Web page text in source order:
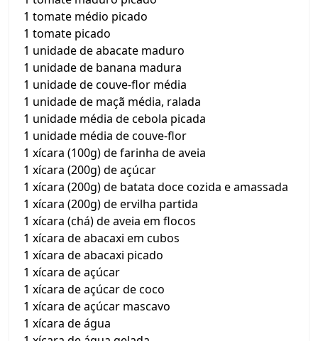
1 tomate médio picado
1 tomate picado
1 unidade de abacate maduro
1 unidade de banana madura
1 unidade de couve-flor média
1 unidade de maçã média, ralada
1 unidade média de cebola picada
1 unidade média de couve-flor
1 xícara (100g) de farinha de aveia
1 xícara (200g) de açúcar
1 xícara (200g) de batata doce cozida e amassada
1 xícara (200g) de ervilha partida
1 xícara (chá) de aveia em flocos
1 xícara de abacaxi em cubos
1 xícara de abacaxi picado
1 xícara de açúcar
1 xícara de açúcar de coco
1 xícara de açúcar mascavo
1 xícara de água